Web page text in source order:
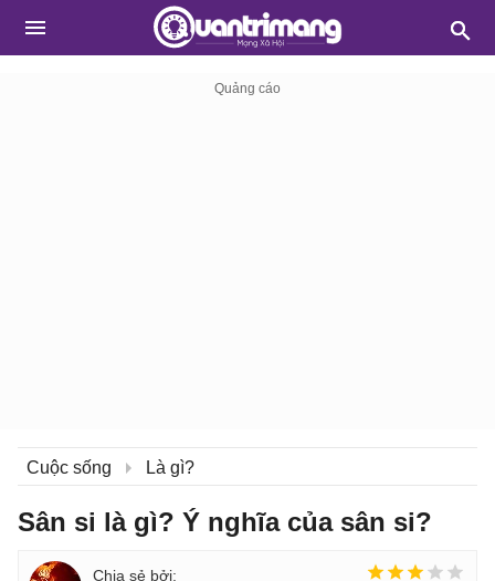
Cuộc sống Là gì?
Sân si là gì? Ý nghĩa của sân si?